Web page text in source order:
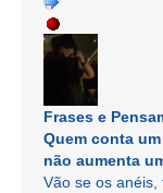
Frases e
Quem conta
não aumenta
Vão se os